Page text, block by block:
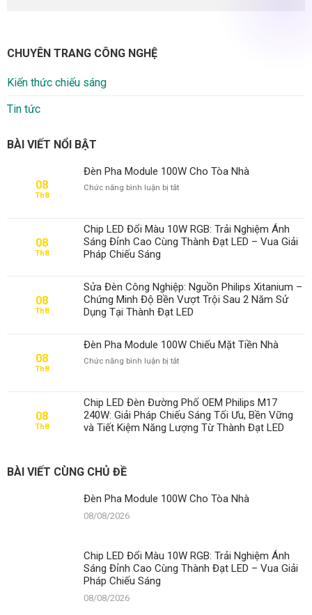
CHUYÊN TRANG CÔNG NGHỆ
Kiến thức chiếu sáng
Tin tức
BÀI VIẾT NỔI BẬT
08
Th8
Đèn Pha Module 100W Cho Tòa Nhà
Chức năng bình luận bị tắtở
100W
Cho
08
Th8
Chip LED Đổi Màu 10W RGB: Trải Nghiệm Ánh
Sáng Đỉnh Cao Cùng Thành Đạt LED – Vua Giải
Pháp Chiếu Sáng
08
Th8
Sửa Đèn Công Nghiệp: Nguồn Philips Xitanium –
Chứng Minh Độ Bền Vượt Trội Sau 2 Năm Sử
Dụng Tại Thành Đạt LED
08
Th8
Đèn Pha Module 100W Chiếu Mặt Tiền Nhà
Chức năng bình luận bị tắtở
Module
100W
Chiếu
Mặt
08
Th8
Chip LED Đèn Đường Phố OEM Philips M17
240W: Giải Pháp Chiếu Sáng Tối Ưu, Bền Vững
và Tiết Kiệm Năng Lượng Từ Thành Đạt LED
BÀI VIẾT CÙNG CHỦ ĐỀ
Đèn Pha Module 100W Cho Tòa Nhà
08/08/2026
Chip LED Đổi Màu 10W RGB: Trải Nghiệm Ánh
Sáng Đỉnh Cao Cùng Thành Đạt LED – Vua Giải
Pháp Chiếu Sáng
08/08/2026